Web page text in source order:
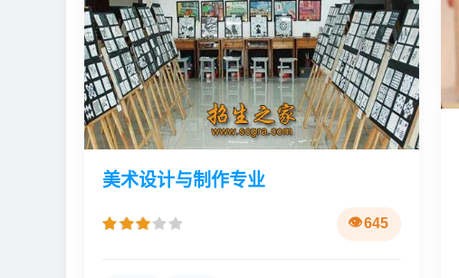
美术设计与制作专业
645